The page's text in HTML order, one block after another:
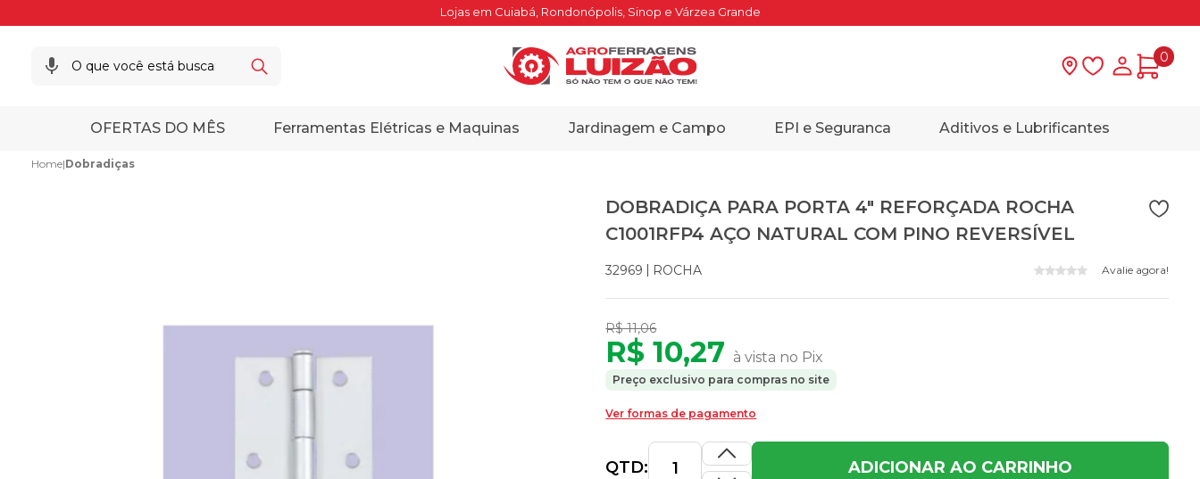
Lojas em Cuiabá, Rondonópolis, Sinop e Várzea Grande
Lista deMinha
0
OFERTAS DO MÊS Ferramentas Elétricas e Maquinas Jardinagem e Campo EPI e Seguranca Aditivos e Lubrificantes
Home|Dobradiças
DOBRADIÇA PARA PORTA 4" REFORÇADA ROCHA
C1001RFP4 AÇO NATURAL COM PINO REVERSÍVEL
32969 ROCHA Avalie agora!
R$ 11,06
R$ 10,27 à vista no Pix
Preço exclusivo para compras no site
Ver formas de pagamento
QTD: ADICIONAR AO CARRINHO